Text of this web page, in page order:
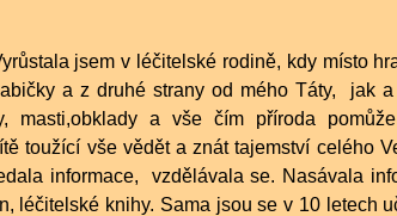
jsem v léčitelské rodině, kdy místo
a z druhé strany od mého Táty, jak
masti,obklady a vše čím příroda
toužící vše vědět a znát tajemství celého
informace, vzdělávala se. Nasávala
léčitelské knihy. Sama jsou se v 10 letech